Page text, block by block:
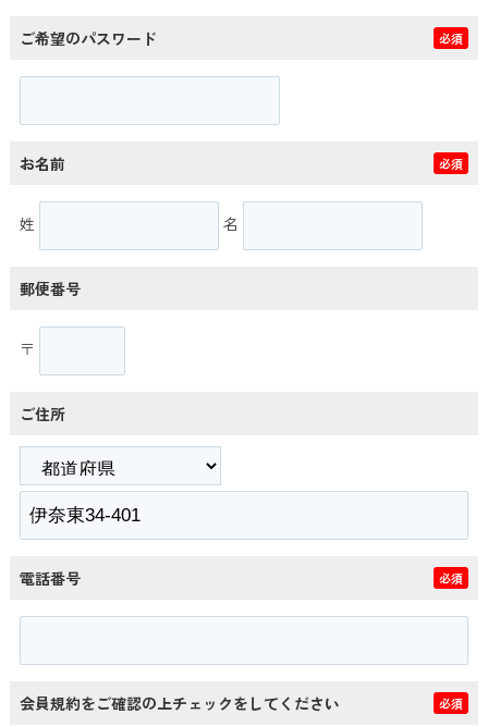
ご希望のパスワード 必須
お名前 必須
姓 名
郵便番号
〒
ご住所
電話番号 必須
会員規約をご確認の上チェックをしてください 必須